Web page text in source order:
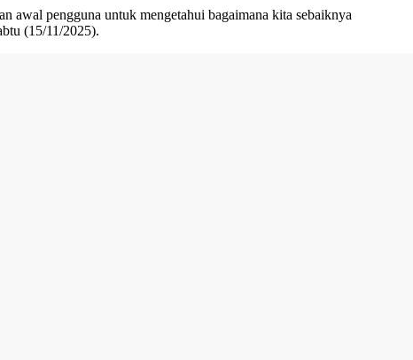
awal pengguna untuk mengetahui bagaimana kita sebaiknya
(15/11/2025).